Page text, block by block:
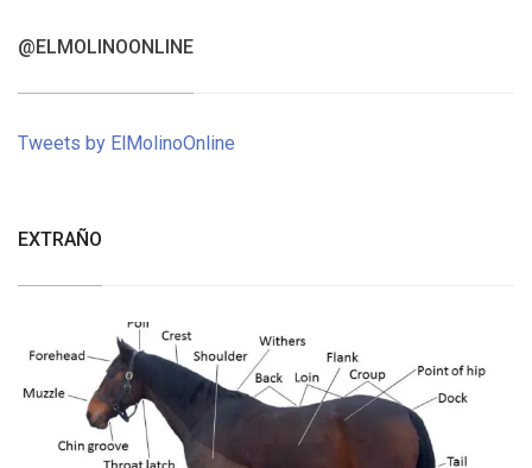
@ELMOLINOONLINE
Tweets by ElMolinoOnline
EXTRAÑO